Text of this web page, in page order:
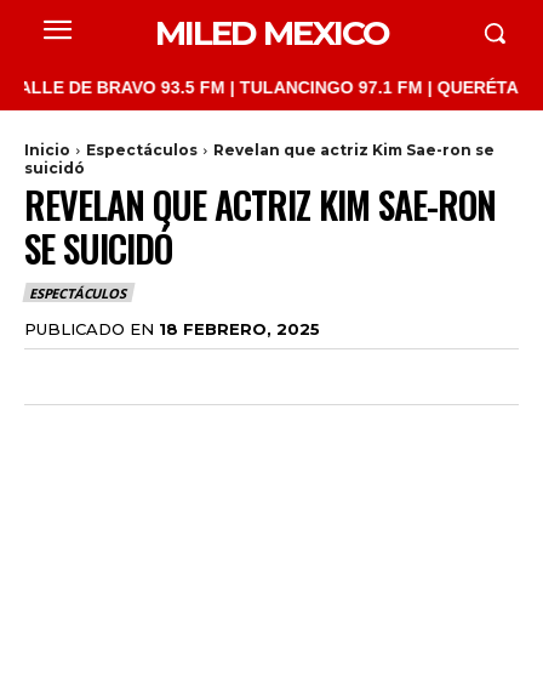
MILED MEXICO
DE BRAVO 93.5 FM | TULANCINGO 97.1 FM | QUERÉTARO
Inicio Espectáculos
Revelan que actriz Kim Sae-ron se
suicidó
REVELAN QUE ACTRIZ KIM SAE-RON
SE SUICIDÓ
ESPECTÁCULOS
PUBLICADO EN 18 FEBRERO, 2025